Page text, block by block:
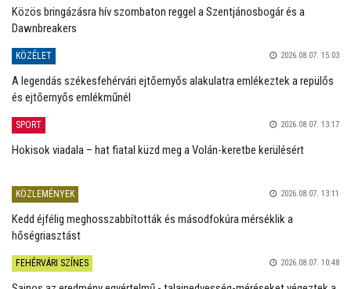
Közös bringázásra hív szombaton reggel a Szentjánosbogár és a
Dawnbreakers
KÖZÉLET 2026.08.07. 15:03
A legendás székesfehérvári ejtőernyős alakulatra emlékeztek a repülős
és ejtőernyős emlékműnél
SPORT 2026.08.07. 13:17
Hokisok viadala – hat fiatal küzd meg a Volán-keretbe kerülésért
KÖZLEMÉNYEK 2026.08.07. 13:11
Kedd éjfélig meghosszabbították és másodfokúra mérséklik a
hőségriasztást
FEHÉRVÁRI SZÍNES 2026.08.07. 10:48